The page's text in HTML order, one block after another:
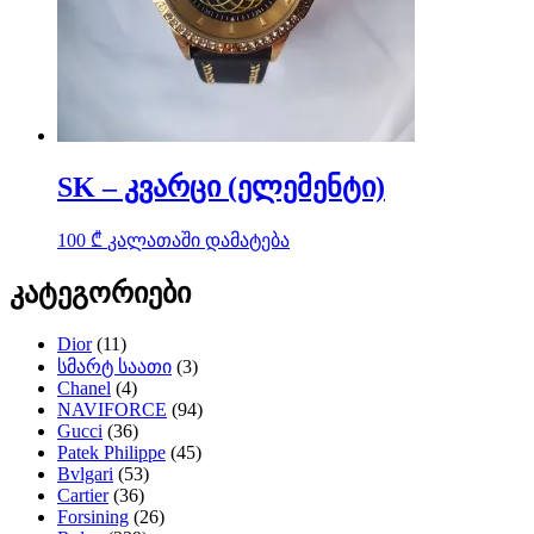
SK – კვარცი (ელემენტი)
100 ₾ კალათაში დამატება
კატეგორიები
Dior (11)
სმარტ საათი (3)
Chanel (4)
NAVIFORCE (94)
Gucci (36)
Patek Philippe (45)
Bvlgari (53)
Cartier (36)
Forsining (26)